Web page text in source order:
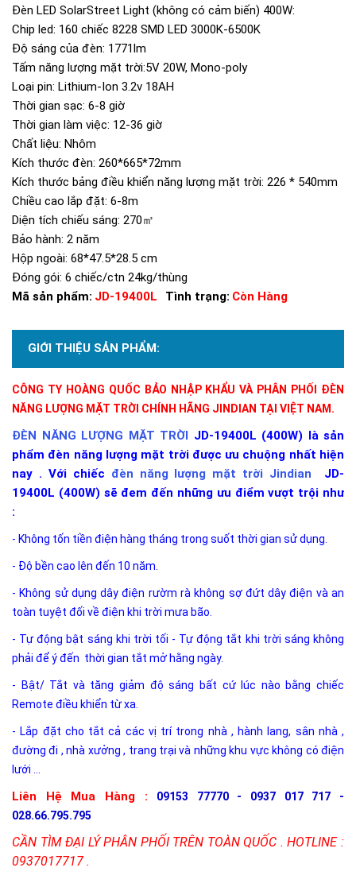
Đèn LED SolarStreet Light (không có cảm biến) 400W:
Chip led: 160 chiếc 8228 SMD LED 3000K-6500K
Độ sáng của đèn: 1771lm
Tấm năng lượng mặt trời:5V 20W, Mono-poly
Loại pin: Lithium-Ion 3.2v 18AH
Thời gian sạc: 6-8 giờ
Thời gian làm việc: 12-36 giờ
Chất liệu: Nhôm
Kích thước đèn: 260*665*72mm
Kích thước bảng điều khiển năng lượng mặt trời: 226 * 540mm
Chiều cao lắp đặt: 6-8m
Diện tích chiếu sáng: 270㎡
Bảo hành: 2 năm
Hộp ngoài: 68*47.5*28.5 cm
Đóng gói: 6 chiếc/ctn 24kg/thùng
Mã sản phẩm: JD-19400L Tình trạng: Còn Hàng
GIỚI THIỆU SẢN PHẨM:
CÔNG TY HOÀNG QUỐC BẢO NHẬP KHẨU VÀ PHÂN PHỐI ĐÈN
NĂNG LƯỢNG MẶT TRỜI CHÍNH HÃNG JINDIAN TẠI VIỆT NAM.
ĐÈN NĂNG LƯỢNG MẶT TRỜI JD-19400L (400W) là sản
phẩm đèn năng lượng mặt trời được ưu chuộng nhất hiện
nay . Với chiếc đèn năng lượng mặt trời Jindian
JD-
19400L (400W) sẽ đem đến những ưu điểm vượt trội như
:
- Không tốn tiền điện hàng tháng trong suốt thời gian sử dụng.
- Độ bền cao lên đến 10 năm.
- Không sử dụng dây điện rườm rà không sợ đứt dây điện và an
toàn tuyệt đối về điện khi trời mưa bão.
- Tự động bật sáng khi trời tối - Tự động tắt khi trời sáng không
phải để ý đến thời gian tắt mở hằng ngày.
- Bật/ Tắt và tăng giảm độ sáng bất cứ lúc nào bằng chiếc
Remote điều khiển từ xa.
- Lắp đặt cho tắt cả các vị trí trong nhà , hành lang, sân nhà ,
đường đi , nhà xưởng , trang trại và những khu vực không có điện
lưới ...
Liên Hệ Mua Hàng :
09153 77770 - 0937 017 717 -
028.66.795.795
CẦN TÌM ĐẠI LÝ PHÂN PHỐI TRÊN TOÀN QUỐC . HOTLINE :
0937017717 .